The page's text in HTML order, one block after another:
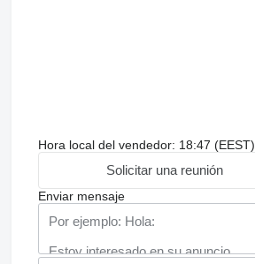
Hora local del vendedor: 18:47 (EEST)
Solicitar una reunión
Enviar mensaje